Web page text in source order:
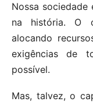
Nossa sociedade
na história. O
alocando
exigências de
possível.
Mas, talvez, o